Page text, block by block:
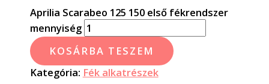
Aprilia Scarabeo 125 150 első fékrendszer
mennyiség
KOSÁRBA TESZEM
Kategória: Fék alkatrészek